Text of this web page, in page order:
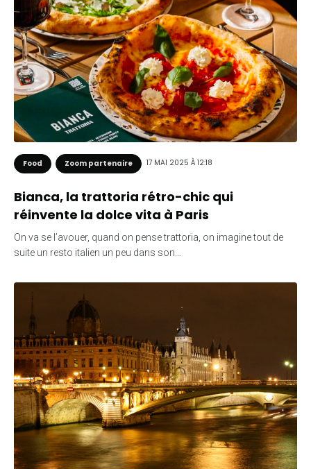
Food Zoom partenaire 17 MAI 2025 À 12:18
Bianca, la trattoria rétro-chic qui
réinvente la dolce vita à Paris
On va se l’avouer, quand on pense trattoria, on imagine tout de
suite un resto italien un peu dans son…